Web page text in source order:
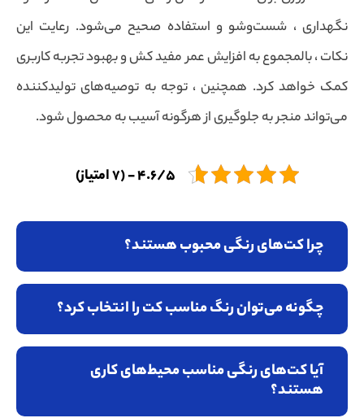
نگهداری ، شست‌وشو و استفاده صحیح می‌شود. رعایت این
نکات ، بالمجموع به افزایش عمر مفید کش و بهبود تجربه کاربری
کمک خواهد کرد. همچنین ، توجه به توصیه‌های تولیدکننده
می‌تواند منجر به جلوگیری از هرگونه آسیب به محصول شود.
4.6/5 - (7 امتیاز)
چرا کت‌های رنگی محبوب هستند؟
چگونه می‌توان رنگ مناسب کت را انتخاب کرد؟
آیا کت‌های رنگی مناسب محیط‌های کاری
هستند؟